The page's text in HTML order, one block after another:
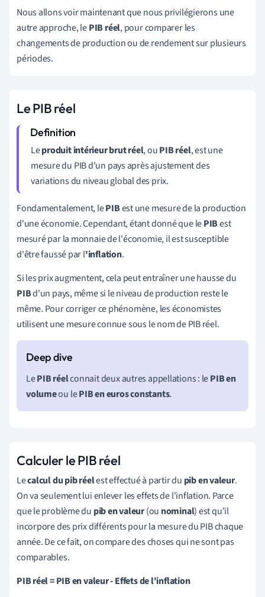
Nous allons voir maintenant que nous privilégierons une
autre approche, lePIB réel, pourcomparer les
changements de production ou de rendement sur plusieurs
périodes.
Le PIB réel
Leproduit intérieur brut réel, ouPIB réel, est une
mesure du PIB d'un pays après ajustement des
variations du niveau global des prix.
Fondamentalement, lePIBest une mesure de la production
d'une économie. Cependant, étant donné que lePIBest
mesuré par la monnaie de l'économie, il est susceptible
d'être faussé par l'inflation.
Si les prix augmentent, cela peut entraîner une hausse du
PIBd'un pays, même si le niveau de production reste le
même. Pour corriger ce phénomène, les économistes
utilisent une mesure connue sous le nom de PIB réel.
LePIB réelconnait deux autres appellations : lePIB en
volumeou lePIB en euros constants.
Calculer le PIB réel
Lecalcul dupibréelest effectué à partir du piben valeur.
On va seulement lui enlever les effets de l'inflation. Parce
que le problème du piben valeur(ou nominal) est qu'il
incorpore des prix différents pour la mesure du PIB chaque
année. De ce fait, on compare des choses qui ne sont pas
comparables.
PIB réel = PIB en valeur - Effets de l'inflation